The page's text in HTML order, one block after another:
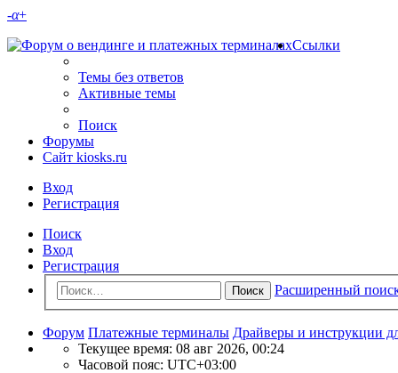
-α+
Ссылки
Темы без ответов
Активные темы
Поиск
Форумы
Сайт kiosks.ru
Вход
Регистрация
Поиск
Вход
Регистрация
Поиск Расширенный
Форум Платежные терминалы Драйверы и инструкции
Текущее время: 08 авг 2026, 00:24
Часовой пояс: UTC+03:00